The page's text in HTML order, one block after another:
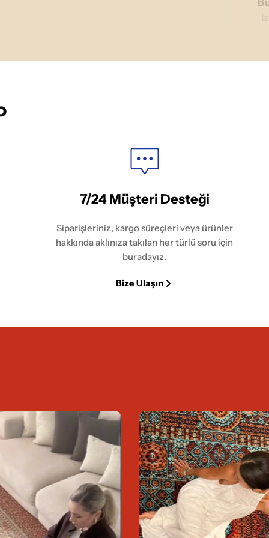
7/24 Müşteri Desteği
Siparişleriniz, kargo süreçleri veya ürünler
hakkında aklınıza takılan her türlü soru için
buradayız.
Bize Ulaşın